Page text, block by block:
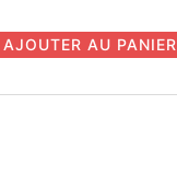
AJOUTER AU PANIER